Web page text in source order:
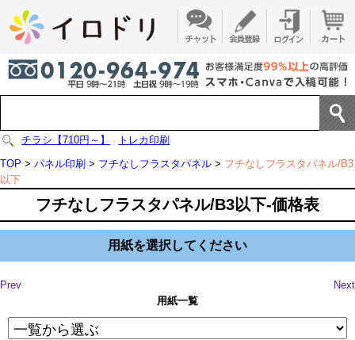
チラシ【710円～】
トレカ印刷
TOP > パネル印刷 > フチなしフラスタパネル > フチなしフラスタパネル/B3
以下
フチなしフラスタパネル/B3以下-価格表
用紙を選択してください
Prev
Next
用紙一覧